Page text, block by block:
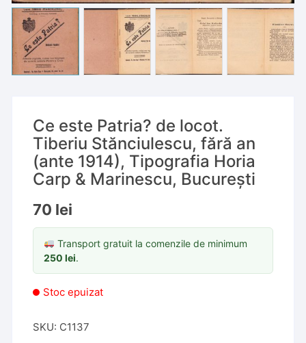
Ce este Patria? de locot.
Tiberiu Stănciulescu, fără an
(ante 1914), Tipografia Horia
Carp & Marinescu, București
70 lei
Transport gratuit la comenzile de minimum
250lei.
Stoc epuizat
SKU: C1137